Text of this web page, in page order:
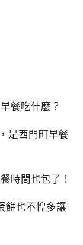
餐吃什麼？
是西門町早餐
時間也包了！
餅也不惶多讓